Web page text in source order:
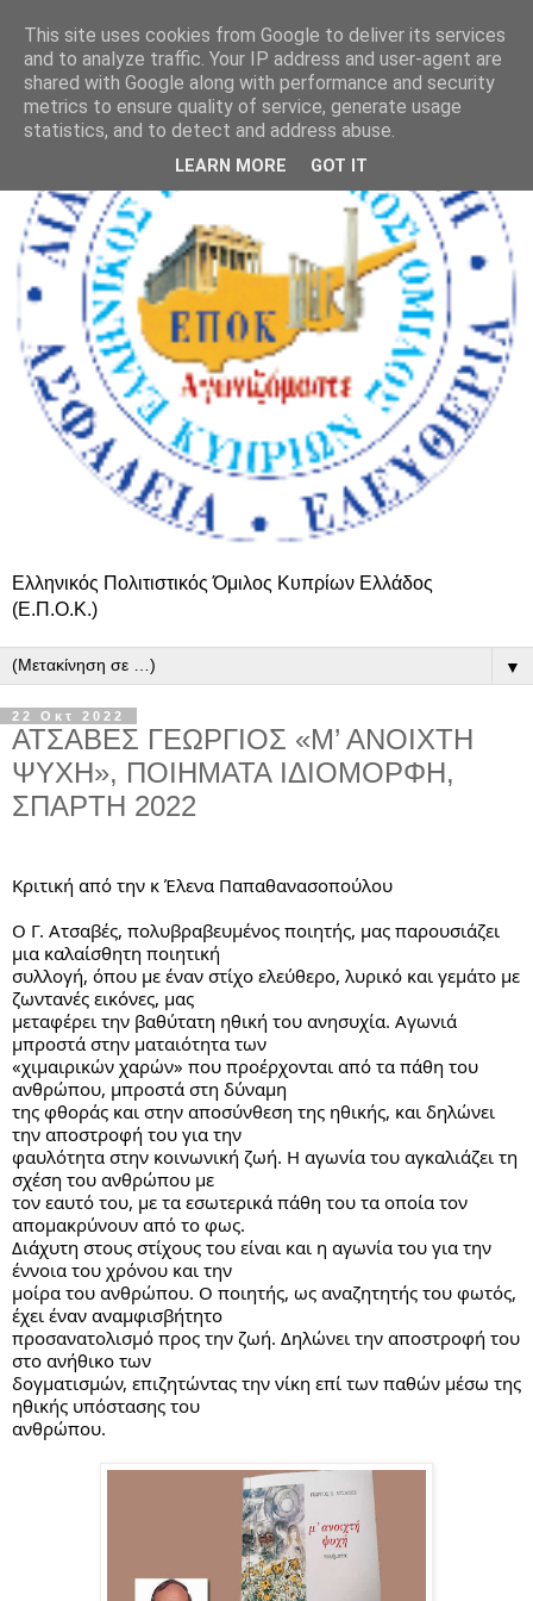
Ελληνικός Πολιτιστικός Όμιλος Κυπρίων Ελλάδος
(Ε.Π.Ο.Κ.)
▼
22 Οκτ 2022
ΑΤΣΑΒΕΣ ΓΕΩΡΓΙΟΣ «Μ’ ΑΝΟΙΧΤΗ
ΨΥΧΗ», ΠΟΙΗΜΑΤΑ ΙΔΙΟΜΟΡΦΗ,
ΣΠΑΡΤΗ 2022
Κριτική από την κ Έλενα Παπαθανασοπούλου
Ο Γ. Ατσαβές, πολυβραβευμένος ποιητής, μας παρουσιάζει
μια καλαίσθητη ποιητική
συλλογή, όπου με έναν στίχο ελεύθερο, λυρικό και γεμάτο με
ζωντανές εικόνες, μας
μεταφέρει την βαθύτατη ηθική του ανησυχία. Αγωνιά
μπροστά στην ματαιότητα των
«χιμαιρικών χαρών» που προέρχονται από τα πάθη του
ανθρώπου, μπροστά στη δύναμη
της φθοράς και στην αποσύνθεση της ηθικής, και δηλώνει
την αποστροφή του για την
φαυλότητα στην κοινωνική ζωή. Η αγωνία του αγκαλιάζει τη
σχέση του ανθρώπου με
τον εαυτό του, με τα εσωτερικά πάθη του τα οποία τον
απομακρύνουν από το φως.
Διάχυτη στους στίχους του είναι και η αγωνία του για την
έννοια του χρόνου και την
μοίρα του ανθρώπου. Ο ποιητής, ως αναζητητής του φωτός,
έχει έναν αναμφισβήτητο
προσανατολισμό προς την ζωή. Δηλώνει την αποστροφή του
στο ανήθικο των
δογματισμών, επιζητώντας την νίκη επί των παθών μέσω της
ηθικής υπόστασης του
ανθρώπου.
This site uses cookies from Google to deliver its services
and to analyze traffic. Your IP address and user-agent are
shared with Google along with performance and security
metrics to ensure quality of service, generate usage
statistics, and to detect and address abuse.
LEARN MORE GOT IT